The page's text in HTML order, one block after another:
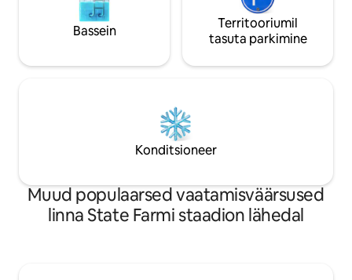
Bassein
Territooriumil
tasuta parkimine
Konditsioneer
Muud populaarsed vaatamisväärsused
linna State Farmi staadion lähedal